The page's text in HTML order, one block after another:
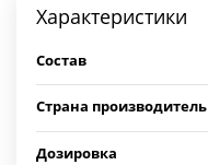
Характеристики
Состав
Страна производитель
Дозировка